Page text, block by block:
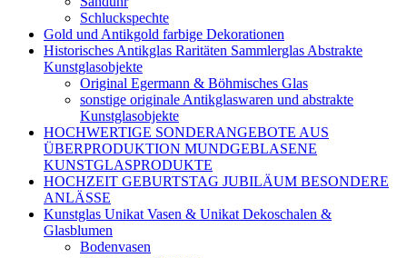
Schluckspechte
Gold und Antikgold farbige Dekorationen
Historisches Antikglas Raritäten Sammlerglas Abstrakte
Kunstglasobjekte
Original Egermann & Böhmisches Glas
sonstige originale Antikglaswaren und abstrakte
Kunstglasobjekte
HOCHWERTIGE SONDERANGEBOTE AUS
ÜBERPRODUKTION MUNDGEBLASENE
KUNSTGLASPRODUKTE
HOCHZEIT GEBURTSTAG JUBILÄUM BESONDERE
ANLÄSSE
Kunstglas Unikat Vasen & Unikat Dekoschalen &
Glasblumen
Bodenvasen